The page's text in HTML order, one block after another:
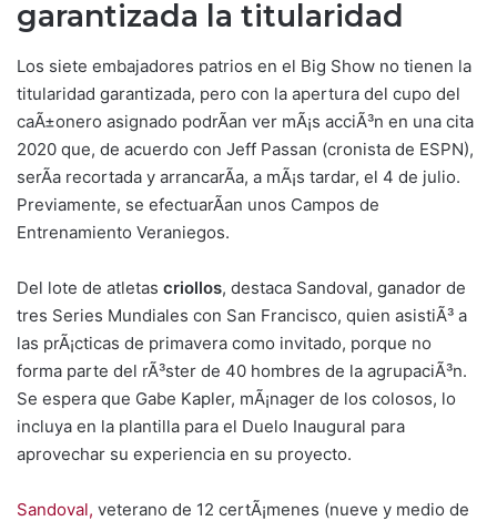
garantizada la titularidad
Los siete embajadores patrios en el Big Show no tienen la
titularidad garantizada, pero con la apertura del cupo del
caÃ±onero asignado podrÃ­an ver mÃ¡s acciÃ³n en una cita
2020 que, de acuerdo con Jeff Passan (cronista de ESPN),
serÃ­a recortada y arrancarÃ­a, a mÃ¡s tardar, el 4 de julio.
Previamente, se efectuarÃ­an unos Campos de
Entrenamiento Veraniegos.
Del lote de atletas criollos, destaca Sandoval, ganador de
tres Series Mundiales con San Francisco, quien asistiÃ³ a
las prÃ¡cticas de primavera como invitado, porque no
forma parte del rÃ³ster de 40 hombres de la agrupaciÃ³n.
Se espera que Gabe Kapler, mÃ¡nager de los colosos, lo
incluya en la plantilla para el Duelo Inaugural para
aprovechar su experiencia en su proyecto.
Sandoval, veterano de 12 certÃ¡menes (nueve y medio de